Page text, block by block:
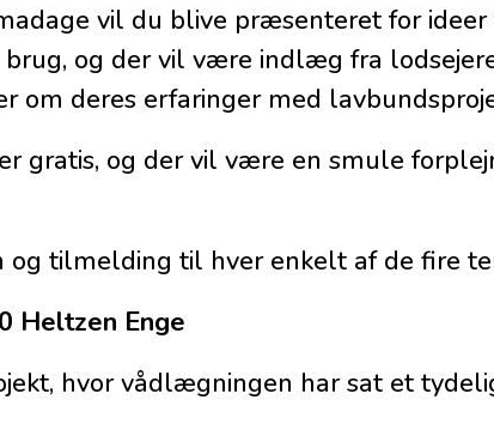
vil du blive præsenteret for
og der vil være indlæg fra
deres erfaringer med
gratis, og der vil være en smule
tilmelding til hver enkelt af de fire
Heltzen Enge
hvor vådlægningen har sat et